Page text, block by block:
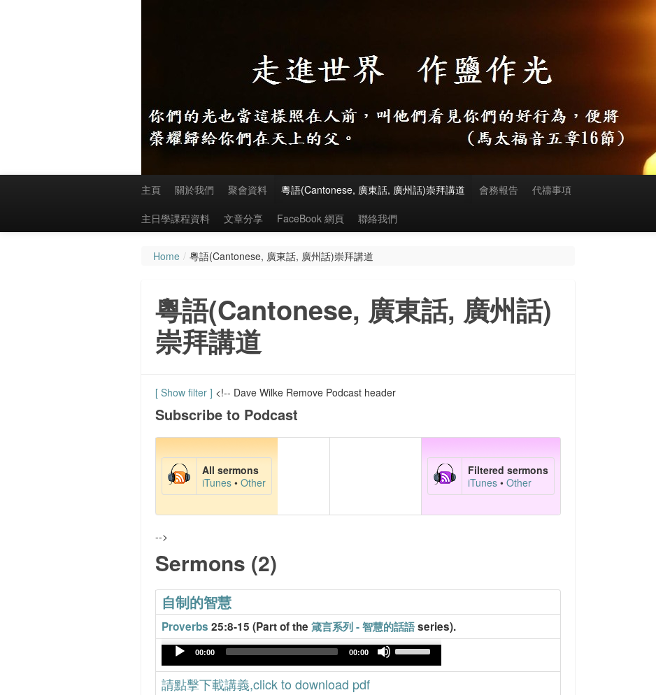
主頁 關於我們 聚會資料 粵語(Cantonese, 廣東話, 廣州話)崇拜講道 會務報告 代禱事項
主日學課程資料 文章分享 FaceBook 網頁 聯絡我們
Home / 粵語(Cantonese, 廣東話, 廣州話)崇拜講道
粵語(Cantonese, 廣東話, 廣州話)
崇拜講道
[ Show filter ] <!-- Dave Wilke Remove Podcast header
Subscribe to Podcast
All sermons
iTunes • Other
Filtered sermons
iTunes • Other
-->
Sermons (2)
自制的智慧
Proverbs 25:8-15 (Part of the 箴言系列 - 智慧的話語series).
Audio
Player
00:00 00:00
Use
Up/Down
Arrow
請點擊下載講義,click to download pdf